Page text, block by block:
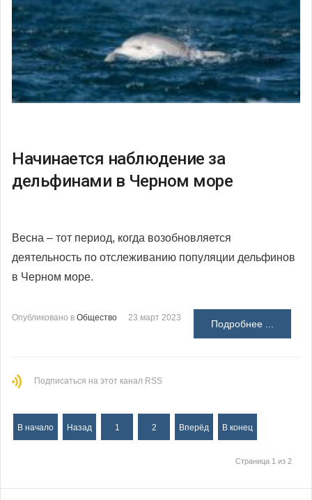
Начинается наблюдение за
дельфинами в Черном море
Весна – тот период, когда возобновляется
деятельность по отслеживанию популяции дельфинов
в Черном море.
Опубликовано в Общество 23 март 2023
Подробнее ...
Подписаться на этот канал RSS
В начало Назад 1 2 Вперёд В конец
Страница 1 из 2